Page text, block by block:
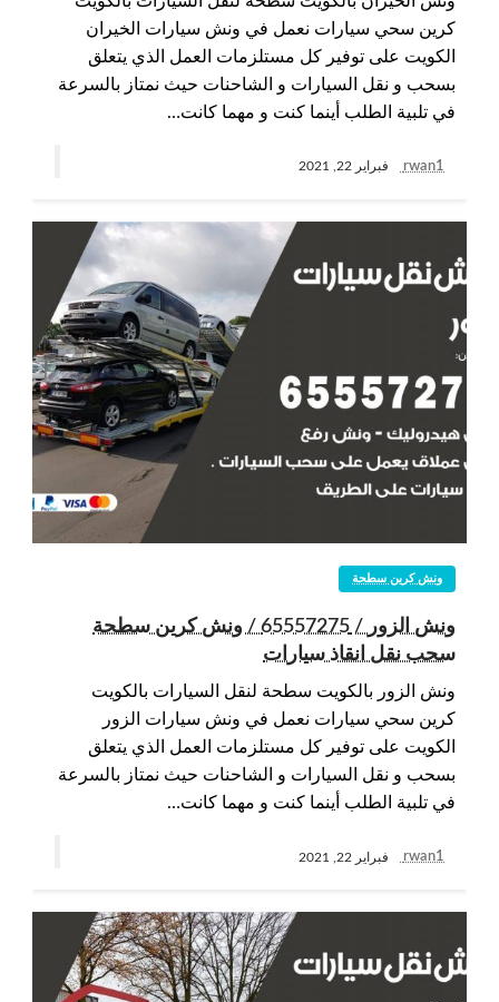
كرين سحي سيارات نعمل في ونش سيارات الخيران
الكويت على توفير كل مستلزمات العمل الذي يتعلق
بسحب و نقل السيارات و الشاحنات حيث نمتاز بالسرعة
في تلبية الطلب أينما كنت و مهما كانت…
rwan1 فبراير 22, 2021
ونش كرين سطحة
ونش الزور / 65557275 / ونش كرين سطحة
سحب نقل انقاذ سيارات
ونش الزور بالكويت سطحة لنقل السيارات بالكويت
كرين سحي سيارات نعمل في ونش سيارات الزور
الكويت على توفير كل مستلزمات العمل الذي يتعلق
بسحب و نقل السيارات و الشاحنات حيث نمتاز بالسرعة
في تلبية الطلب أينما كنت و مهما كانت…
rwan1 فبراير 22, 2021